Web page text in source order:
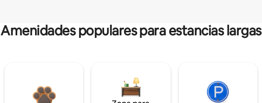
Amenidades populares para estancias largas